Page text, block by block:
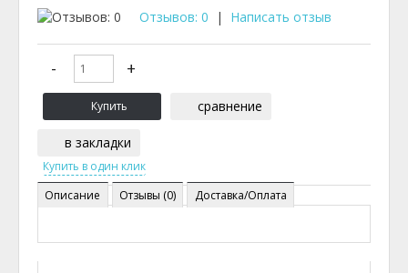
Отзывов: 0 | Написать отзыв
сравнение
в закладки
Описание Отзывы (0) Доставка/Оплата